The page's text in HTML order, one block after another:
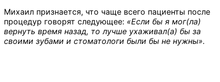
Михаил признается, что чаще всего пациенты после
процедур говорят следующее: «Если бы я мог(ла)
вернуть время назад, то лучше ухаживал(а) бы за
своими зубами и стоматологи были бы не нужны».